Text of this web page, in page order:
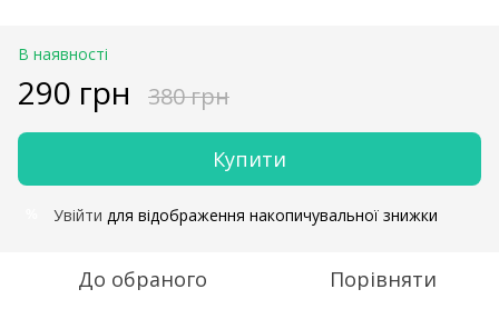
В наявності
290 грн 380 грн
Купити
Увійти для відображення накопичувальної знижки
До обраного Порівняти